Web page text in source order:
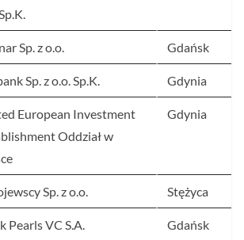
Sp. z o.o. Gdańsk
Sp. z o.o. Sp.K. Gdynia
European Investment
Oddział w
Gdynia
Sp. z o.o. Stężyca
Pearls VC S.A. Gdańsk